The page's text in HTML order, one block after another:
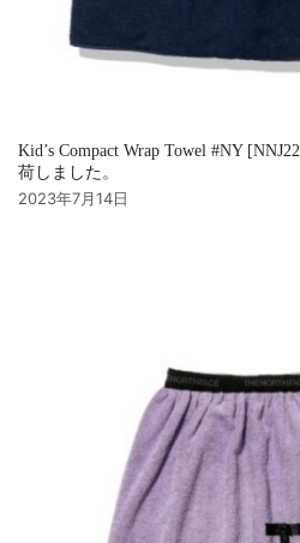
Kid’s Compact Wrap Towel #NY
荷しました。
2023年7月14日